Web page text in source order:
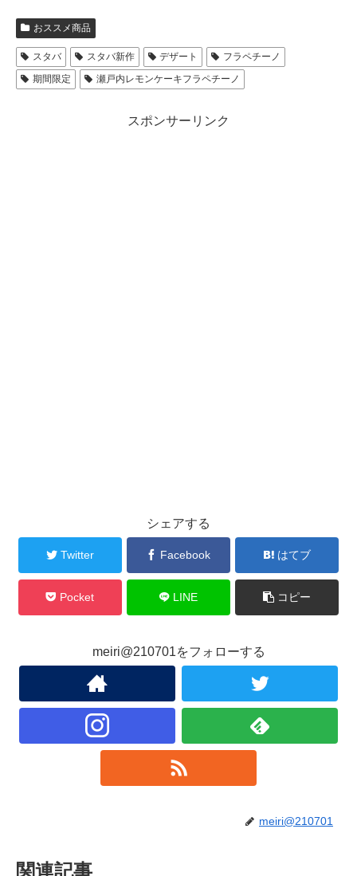
おススメ商品
スタバ スタバ新作 デザート
フラペチーノ
期間限定
瀬戸内レモンケーキフラペチーノ
スポンサーリンク
シェアする
Twitter Facebook はてブ
Pocket LINE コピー
meiri@210701をフォローする
meiri@210701
関連記事